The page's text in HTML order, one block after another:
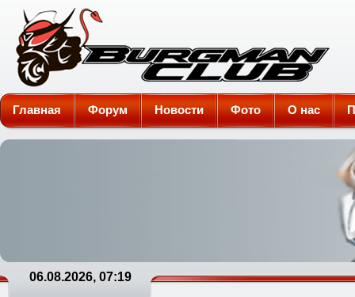
Burgman-Club
Главная Форум Новости Фото О нас
06.08.2026, 07:19